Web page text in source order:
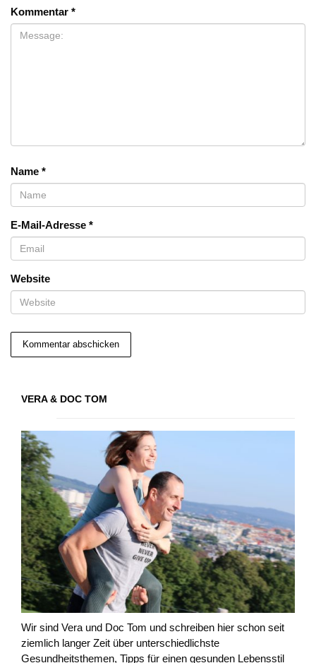
Kommentar *
Name *
E-Mail-Adresse *
Website
VERA & DOC TOM
Wir sind Vera und Doc Tom und schreiben hier schon seit
ziemlich langer Zeit über unterschiedlichste
Gesundheitsthemen, Tipps für einen gesunden Lebensstil